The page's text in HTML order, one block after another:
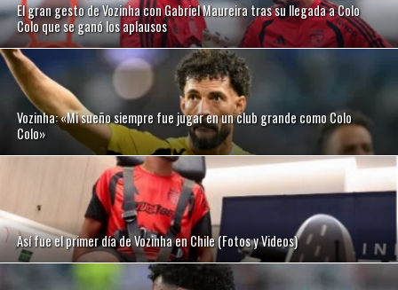
El gran gesto de Vozinha con Gabriel Maureira tras su llegada a Colo
Colo que se ganó los aplausos
Vozinha: «Mi sueño siempre fue jugar en un club grande como Colo
Colo»
Así fue el primer día de Vozinha en Chile (Fotos y Videos)